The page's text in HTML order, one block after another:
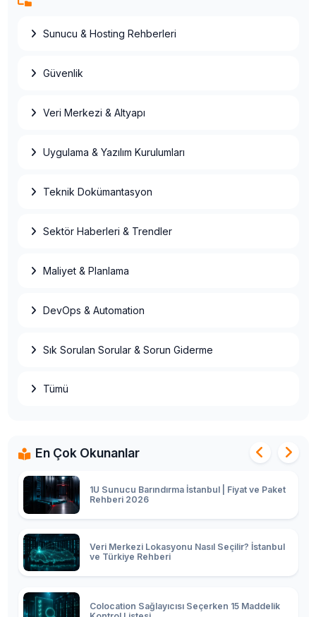
Sunucu & Hosting Rehberleri
Güvenlik
Veri Merkezi & Altyapı
Uygulama & Yazılım Kurulumları
Teknik Dokümantasyon
Sektör Haberleri & Trendler
Maliyet & Planlama
DevOps & Automation
Sık Sorulan Sorular & Sorun Giderme
Tümü
En Çok Okunanlar
Faturalandırma ve PDU Rehberi
Colocation mu Kiralık Sunucu mu? TCO
1U Sunucu Barındırma İstanbul | Fiyat ve Paket
Rehberi 2026
Veri Merkezi Lokasyonu Nasıl Seçilir? İstanbul
ve Türkiye Rehberi
Colocation Sağlayıcısı Seçerken 15 Maddelik